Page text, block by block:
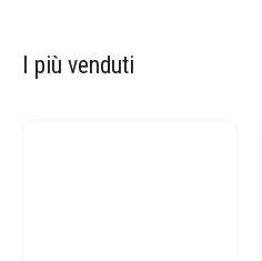
I più venduti